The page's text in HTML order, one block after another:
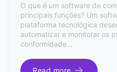
O que é um software de
principais funções? Um
plataforma tecnológica
automatizar e monitorar os
conformidade…
Read more